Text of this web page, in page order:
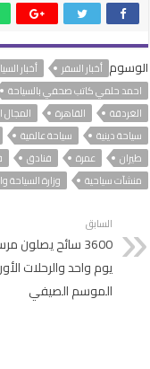
الوسوم أخبار السفر أخبار
احمد حلمي كاتب صحفي بالسياحة
الغردقة
القاهرة
سياحة دينية
سياحة عالمية
طيران
عمرة فنادق
منشآت سياحية
وزارة السياحة
السابق
3600 سائح
يوم واحد والرحلات
الموسم الصيفي